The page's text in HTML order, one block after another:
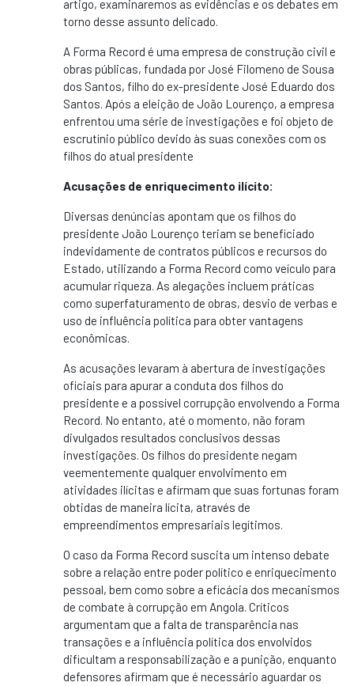
artigo, examinaremos as evidências e os debates em
torno desse assunto delicado.
A Forma Record é uma empresa de construção civil e
obras públicas, fundada por José Filomeno de Sousa
dos Santos, filho do ex-presidente José Eduardo dos
Santos. Após a eleição de João Lourenço, a empresa
enfrentou uma série de investigações e foi objeto de
escrutínio público devido às suas conexões com os
filhos do atual presidente
Acusações de enriquecimento ilícito:
Diversas denúncias apontam que os filhos do
presidente João Lourenço teriam se beneficiado
indevidamente de contratos públicos e recursos do
Estado, utilizando a Forma Record como veículo para
acumular riqueza. As alegações incluem práticas
como superfaturamento de obras, desvio de verbas e
uso de influência política para obter vantagens
econômicas.
As acusações levaram à abertura de investigações
oficiais para apurar a conduta dos filhos do
presidente e a possível corrupção envolvendo a Forma
Record. No entanto, até o momento, não foram
divulgados resultados conclusivos dessas
investigações. Os filhos do presidente negam
veementemente qualquer envolvimento em
atividades ilícitas e afirmam que suas fortunas foram
obtidas de maneira lícita, através de
empreendimentos empresariais legítimos.
O caso da Forma Record suscita um intenso debate
sobre a relação entre poder político e enriquecimento
pessoal, bem como sobre a eficácia dos mecanismos
de combate à corrupção em Angola. Críticos
argumentam que a falta de transparência nas
transações e a influência política dos envolvidos
dificultam a responsabilização e a punição, enquanto
defensores afirmam que é necessário aguardar os